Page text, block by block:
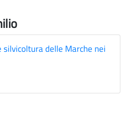
delle Marche nei